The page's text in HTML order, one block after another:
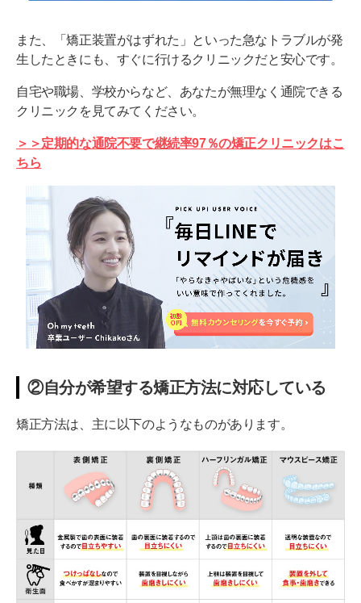
また、「矯正装置がはずれた」といった急なトラブルが発
生したときにも、すぐに行けるクリニックだと安心です。
自宅や職場、学校からなど、あなたが無理なく通院できる
クリニックを見てみてください。
＞＞定期的な通院不要で継続率97％の矯正クリニックはこ
ちら
②自分が希望する矯正方法に対応している
矯正方法は、主に以下のようなものがあります。